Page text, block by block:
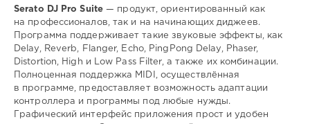
Serato DJ Pro Suite— продукт, ориентированный как
на профессионалов, так и на начинающих диджеев.
Программа поддерживает такие звуковые эффекты, как
Delay, Reverb, Flanger, Echo, PingPong Delay, Phaser,
Distortion, High и Low Pass Filter, а также их комбинации.
Полноценная поддержка MIDI, осуществлённая
в программе, предоставляет возможность адаптации
контроллера и программы под любые нужды.
Графический интерфейс приложения прост и удобен